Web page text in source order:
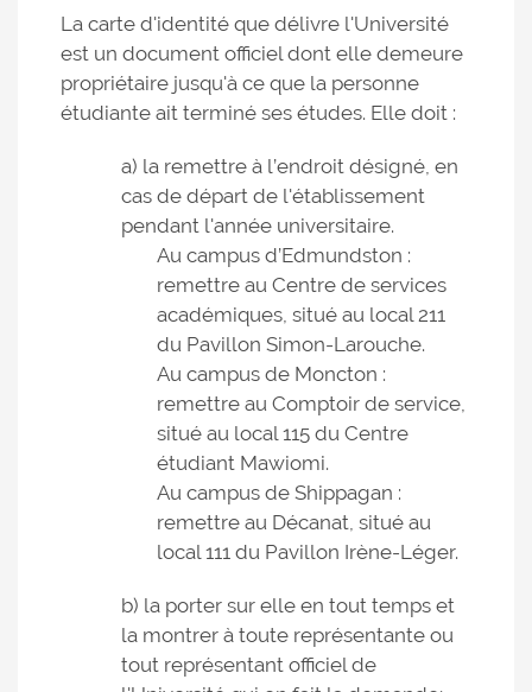
La carte d'identité que délivre l'Université
est un document officiel dont elle demeure
propriétaire jusqu'à ce que la personne
étudiante ait terminé ses études. Elle doit :
a) la remettre à l’endroit désigné, en
cas de départ de l'établissement
pendant l'année universitaire.
Au campus d’Edmundston :
remettre au Centre de services
académiques, situé au local 211
du Pavillon Simon-Larouche.
Au campus de Moncton :
remettre au Comptoir de service,
situé au local 115 du Centre
étudiant Mawiomi.
Au campus de Shippagan :
remettre au Décanat, situé au
local 111 du Pavillon Irène-Léger.
b) la porter sur elle en tout temps et
la montrer à toute représentante ou
tout représentant officiel de